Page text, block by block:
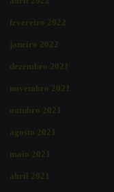
fevereiro 2022
janeiro 2022
dezembro 2021
novembro 2021
outubro 2021
agosto 2021
maio 2021
abril 2021